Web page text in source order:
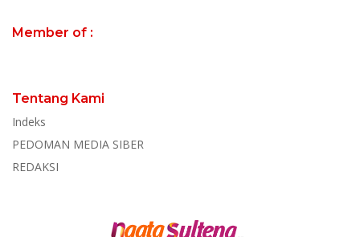
Member of :
Tentang Kami
Indeks
PEDOMAN MEDIA SIBER
REDAKSI